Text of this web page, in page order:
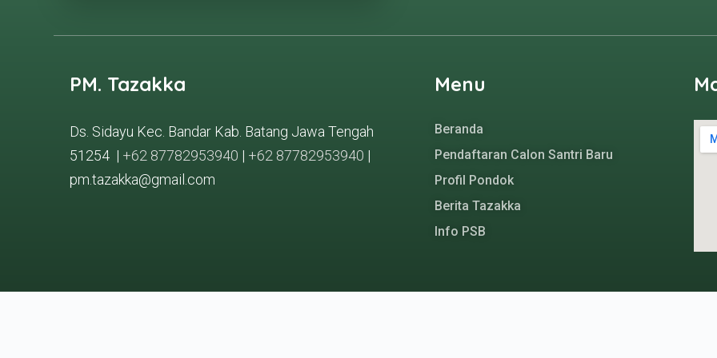
PM. Tazakka
Ds. Sidayu Kec. Bandar Kab. Batang Jawa Tengah
51254 | +62 87782953940 | +62 87782953940 |
pm.tazakka@gmail.com
Menu
Beranda
Pendaftaran Calon Santri Baru
Profil Pondok
Berita Tazakka
Info PSB